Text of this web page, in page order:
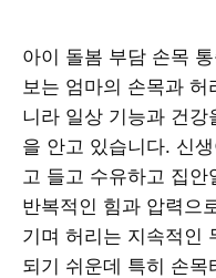
아이 돌봄 부담 손목
보는 엄마의 손목과
니라 일상 기능과 건강
을 안고 있습니다. 신
고 들고 수유하고 집
반복적인 힘과 압력으
기며 허리는 지속적인
되기 쉬운데 특히 손